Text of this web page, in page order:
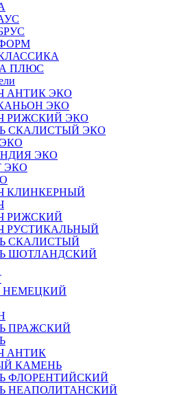
ПЛЮС
АНТИК ЭКО
ЭКО
РИЖСКИЙ ЭКО
СКАЛИСТЫЙ ЭКО
ЭКО
ЭКО
КЛИНКЕРНЫЙ
РИЖСКИЙ
РУСТИКАЛЬНЫЙ
СКАЛИСТЫЙ
ШОТЛАНДСКИЙ
НЕМЕЦКИЙ
ПРАЖСКИЙ
АНТИК
КАМЕНЬ
ФЛОРЕНТИЙСКИЙ
НЕАПОЛИТАНСКИЙ